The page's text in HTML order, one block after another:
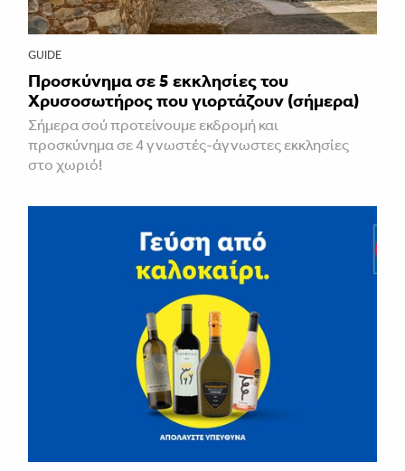
GUIDE
Προσκύνημα σε 5 εκκλησίες του
Χρυσοσωτήρος που γιορτάζουν (σήμερα)
Σήμερα σού προτείνουμε εκδρομή και
προσκύνημα σε 4 γνωστές-άγνωστες εκκλησίες
στο χωριό!